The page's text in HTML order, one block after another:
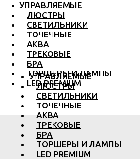
УПРАВЛЯЕМЫЕ
ЛЮСТРЫ
СВЕТИЛЬНИКИ
ТОЧЕЧНЫЕ
АКВА
ТРЕКОВЫЕ
БРА
ТОРШЕРЫ И ЛАМПЫ
LED PREMIUM
УПРАВЛЯЕМЫЕ
ЛЮСТРЫ
СВЕТИЛЬНИКИ
ТОЧЕЧНЫЕ
АКВА
ТРЕКОВЫЕ
БРА
ТОРШЕРЫ И ЛАМПЫ
LED PREMIUM